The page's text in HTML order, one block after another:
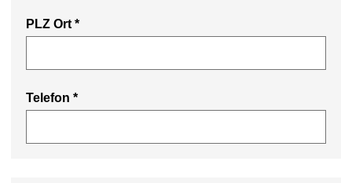
PLZ Ort *
Telefon *